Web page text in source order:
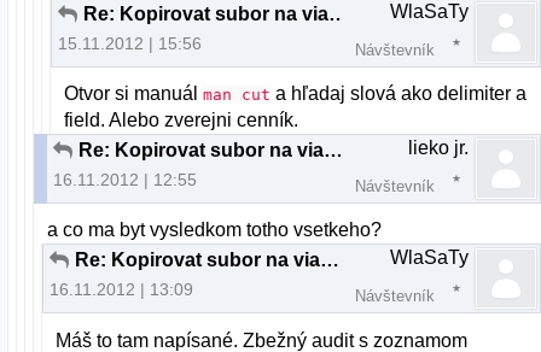
Re: Kopirovat subor na viacere servery
15.11.2012 | 15:56
WlaSaTy
Návštevník
Otvor si manuálman cut a hľadaj slová ako delimiter a
field. Alebo zverejni cenník.
Re: Kopirovat subor na viacere servery
16.11.2012 | 12:55
lieko jr.
Návštevník
a co ma byt vysledkom totho vsetkeho?
Re: Kopirovat subor na viacere servery
16.11.2012 | 13:09
WlaSaTy
Návštevník
Máš to tam napísané. Zbežný audit s zoznamom